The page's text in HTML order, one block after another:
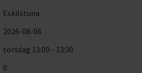
Eskilstuna
2026-08-06
torsdag 13:00 - 13:30
0